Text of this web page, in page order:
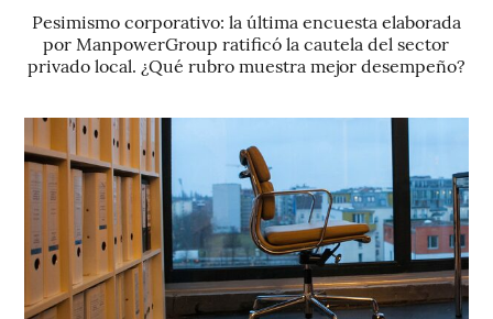
Pesimismo corporativo: la última encuesta elaborada
por ManpowerGroup ratificó la cautela del sector
privado local. ¿Qué rubro muestra mejor desempeño?